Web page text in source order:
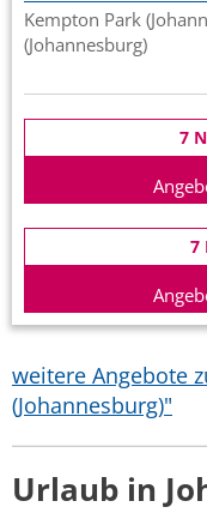
Kempton Park
(Johannesburg)
7
7
weitere Angebote
(Johannesburg)"
Urlaub in